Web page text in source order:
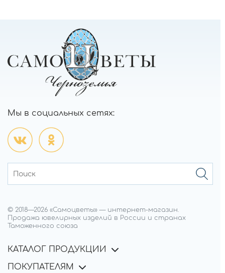
Мы в социальных сетях:
© 2018—2026 «Самоцветы» — интернет-магазин.
Продажа ювелирных изделий в России и странах
Таможенного союза
КАТАЛОГ ПРОДУКЦИИ
ПОКУПАТЕЛЯМ